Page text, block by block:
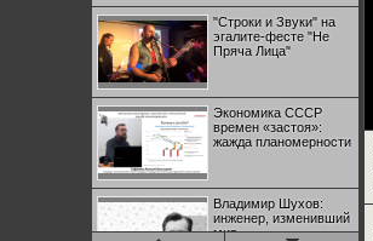
"Строки и Звуки" на
эгалите-фесте "Не
Пряча Лица"
Экономика СССР
времен «застоя»:
жажда планомерности
Владимир Шухов:
инженер, изменивший
мир